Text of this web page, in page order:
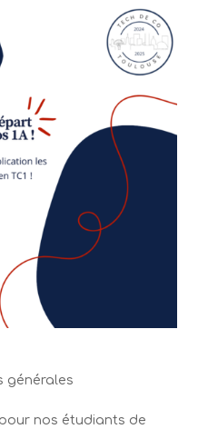
générales
nos étudiants de